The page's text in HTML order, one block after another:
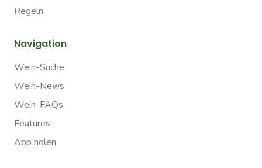
Regeln
Navigation
Wein-Suche
Wein-News
Wein-FAQs
Features
App holen